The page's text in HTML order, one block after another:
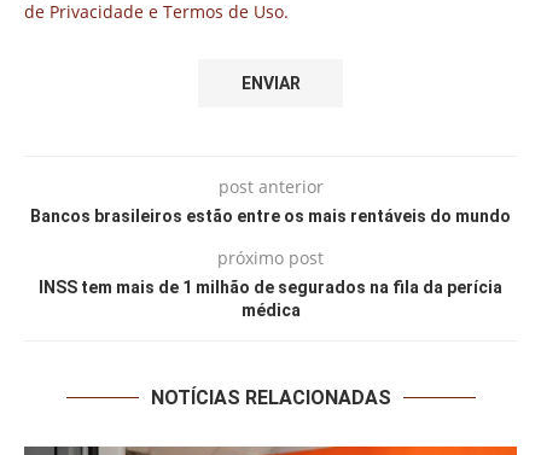
de Privacidade e Termos de Uso.
post anterior
Bancos brasileiros estão entre os mais rentáveis do mundo
próximo post
INSS tem mais de 1 milhão de segurados na fila da perícia
médica
NOTÍCIAS RELACIONADAS